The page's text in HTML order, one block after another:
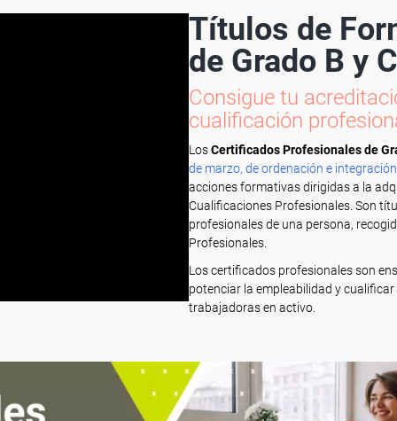
Títulos de
de Grado B y C
Consigue tu
cualificación
LosCertificados Profesionales de
de marzo, de ordenación e
acciones formativas dirigidas a la
Cualificaciones Profesionales. Son
profesionales de una persona,
Profesionales.
Los certificados profesionales son
potenciar la empleabilidad y
trabajadoras en activo.